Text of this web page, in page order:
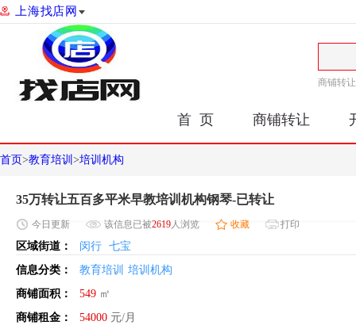
上海找店网
商铺转让
首 页 商铺转让
首页>教育培训 >培训机构
35万转让五百多平米早教培训机构钢琴-已转让
今日 更新 该信息已被2619人浏览 收藏 打印
区域街道： 闵行 七宝
信息分类：
教育培训 培训机构
商铺面积：
549 ㎡
商铺租金：
54000 元/月